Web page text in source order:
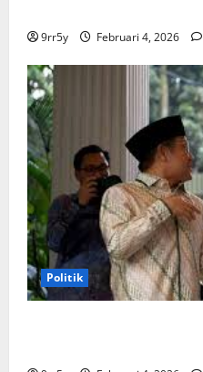
9rr5y Februari 4, 2026
Politik